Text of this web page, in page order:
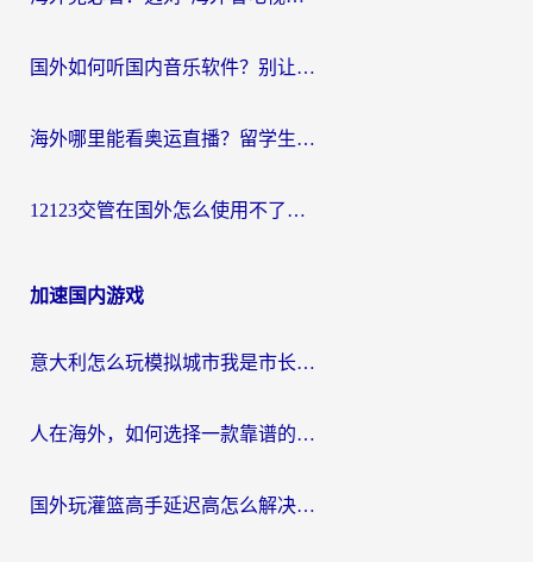
国外如何听国内音乐软件？别让地域限制，断了你的中文歌单
海外哪里能看奥运直播？留学生&海外华人必看的体育赛事观赛终极指南
12123交管在国外怎么使用不了？海外华人必看的无缝访问国内资源指南
加速国内游戏
意大利怎么玩模拟城市我是市长？海外党国服游戏加速终极攻略（附三国3量子特攻解决办法）
人在海外，如何选择一款靠谱的玩剑灵2加速器？
国外玩灌篮高手延迟高怎么解决？海外玩家国服游戏加速终极指南